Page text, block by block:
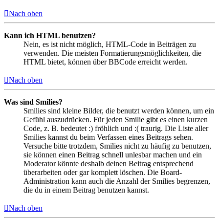
Nach oben
Kann ich HTML benutzen?
Nein, es ist nicht möglich, HTML-Code in Beiträgen zu
verwenden. Die meisten Formatierungsmöglichkeiten, die
HTML bietet, können über BBCode erreicht werden.
Nach oben
Was sind Smilies?
Smilies sind kleine Bilder, die benutzt werden können, um ein
Gefühl auszudrücken. Für jeden Smilie gibt es einen kurzen
Code, z. B. bedeutet :) fröhlich und :( traurig. Die Liste aller
Smilies kannst du beim Verfassen eines Beitrags sehen.
Versuche bitte trotzdem, Smilies nicht zu häufig zu benutzen,
sie können einen Beitrag schnell unlesbar machen und ein
Moderator könnte deshalb deinen Beitrag entsprechend
überarbeiten oder gar komplett löschen. Die Board-
Administration kann auch die Anzahl der Smilies begrenzen,
die du in einem Beitrag benutzen kannst.
Nach oben